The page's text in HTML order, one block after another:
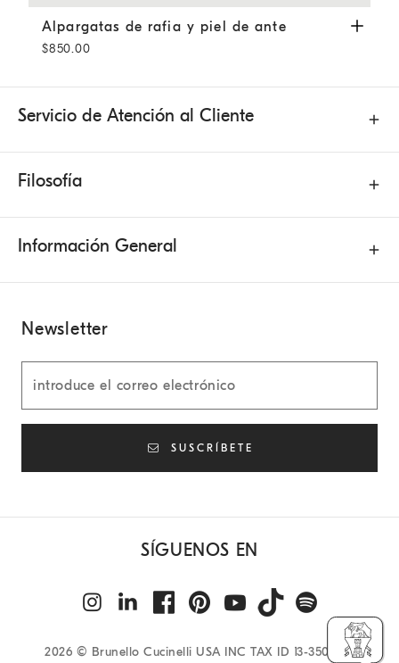
Alpargatas de rafia y piel de ante Blanco Crudo
Alpargatas de rafia y piel de ante
$850.00
Servicio de Atención al Cliente
Filosofía
Información General
Newsletter
SUSCRÍBETE
SÍGUENOS EN
2026 © Brunello Cucinelli USA INC TAX ID 13-3500321